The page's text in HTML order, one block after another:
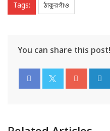
Tags: ঠাকুরগাঁও
You can share this post!